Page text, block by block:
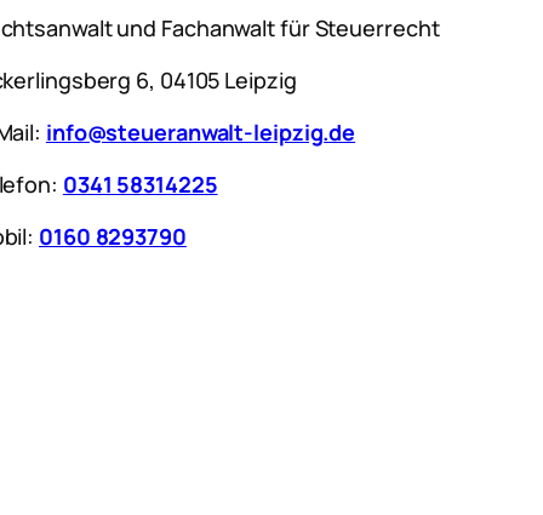
und Fachanwalt für Steuerrecht
6, 04105 Leipzig
info@steueranwalt-leipzig.de
0341 58314225
0160 8293790